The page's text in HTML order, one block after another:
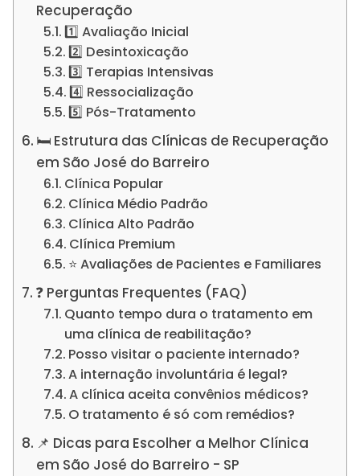
Recuperação
1️⃣ Avaliação Inicial
2️⃣ Desintoxicação
3️⃣ Terapias Intensivas
4️⃣ Ressocialização
5️⃣ Pós-Tratamento
🛏️ Estrutura das Clínicas de Recuperação
em São José do Barreiro
Clínica Popular
Clínica Médio Padrão
Clínica Alto Padrão
Clínica Premium
⭐ Avaliações de Pacientes e Familiares
❓ Perguntas Frequentes (FAQ)
Quanto tempo dura o tratamento em
uma clínica de reabilitação?
Posso visitar o paciente internado?
A internação involuntária é legal?
A clínica aceita convênios médicos?
O tratamento é só com remédios?
📌 Dicas para Escolher a Melhor Clínica
em São José do Barreiro - SP